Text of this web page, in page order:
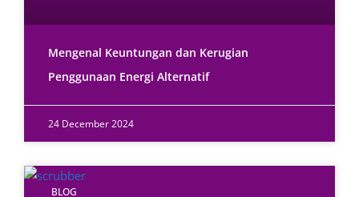
Mengenal Keuntungan dan Kerugian
Penggunaan Energi Alternatif
24 December 2024
BLOG